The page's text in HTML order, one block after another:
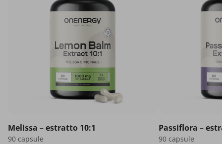
Melissa – estratto 10:1
90 capsule
Passiflora –
90 capsule